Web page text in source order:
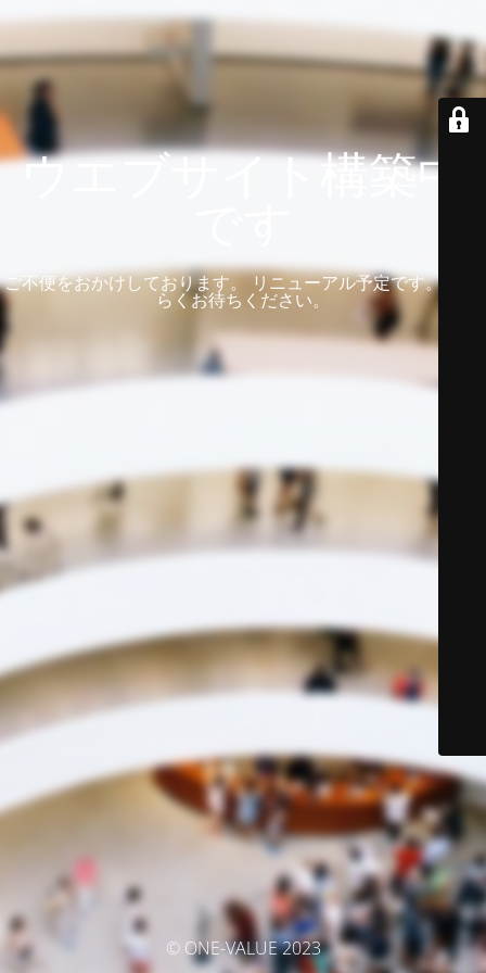
ウエブサイト構築中
ご不便をおかけしております。 リニューアル予定です。 しば
らくお待ちください。
© ONE-VALUE 2023